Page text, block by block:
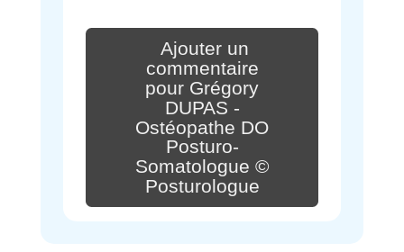
Ajouter un
commentaire
pour Grégory
DUPAS -
Ostéopathe DO
Posturo-
Somatologue ©
Posturologue